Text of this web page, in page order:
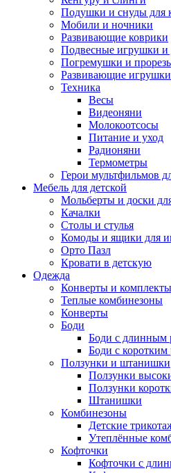
Подушки и снуды для
Мобили и ночники
Развивающие коврики
Подвесные игрушки и
Погремушки и
Развивающие
Техника
Весы
Видеоняни
Молокоотсосы
Питание и уход
Радионяни
Термометры
Герои мультфильмов
Мебель для детской
Мольберты и доски
Качалки
Столы и стулья
Комоды и ящики для
Орто Пазл
Кровати в детскую
Одежда
Конверты и
Теплые комбинезоны
Конверты
Боди
Боди с длинным
Боди с коротким
Ползунки и штанишки
Ползунки
Ползунки
Штанишки
Комбинезоны
Детские
Утеплённые
Кофточки
Кофточки с